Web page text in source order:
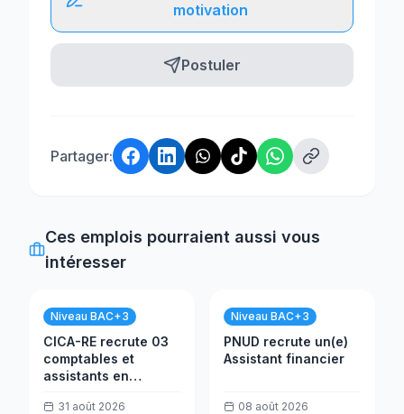
motivation
Postuler
Partager:
Ces emplois pourraient aussi vous
intéresser
Niveau BAC+3
CICA-RE recrute 03
comptables et
assistants en
31 août 2026
Niveau BAC+3
PNUD recrute un(e)
Assistant financier
08 août 2026